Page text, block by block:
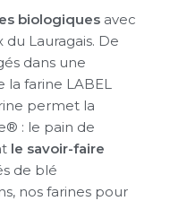
biologiques avec
du Lauragais. De
dans une
farine LABEL
permet la
: le pain de
le savoir-faire
de blé
nos farines pour